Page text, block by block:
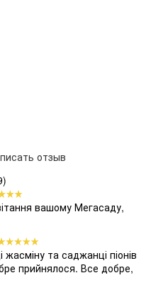
отзыв
вашому Мегасаду,
та саджанці піонів
прийнялося. Все добре,